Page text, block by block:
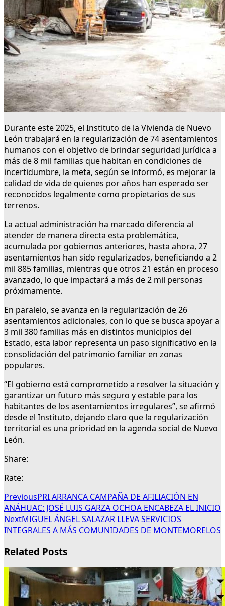
Durante este 2025, el Instituto de la Vivienda de Nuevo
León trabajará en la regularización de 74 asentamientos
humanos con el objetivo de brindar seguridad jurídica a
más de 8 mil familias que habitan en condiciones de
incertidumbre, la meta, según se informó, es mejorar la
calidad de vida de quienes por años han esperado ser
reconocidos legalmente como propietarios de sus
terrenos.
La actual administración ha marcado diferencia al
atender de manera directa esta problemática,
acumulada por gobiernos anteriores, hasta ahora, 27
asentamientos han sido regularizados, beneficiando a 2
mil 885 familias, mientras que otros 21 están en proceso
avanzado, lo que impactará a más de 2 mil personas
próximamente.
En paralelo, se avanza en la regularización de 26
asentamientos adicionales, con lo que se busca apoyar a
3 mil 380 familias más en distintos municipios del
Estado, esta labor representa un paso significativo en la
consolidación del patrimonio familiar en zonas
populares.
“El gobierno está comprometido a resolver la situación y
garantizar un futuro más seguro y estable para los
habitantes de los asentamientos irregulares”, se afirmó
desde el Instituto, dejando claro que la regularización
territorial es una prioridad en la agenda social de Nuevo
León.
Share:
Rate:
PreviousPRI ARRANCA CAMPAÑA DE AFILIACIÓN EN
ANÁHUAC: JOSÉ LUIS GARZA OCHOA ENCABEZA EL INICIO
NextMIGUEL ÁNGEL SALAZAR LLEVA SERVICIOS
INTEGRALES A MÁS COMUNIDADES DE MONTEMORELOS
Related Posts